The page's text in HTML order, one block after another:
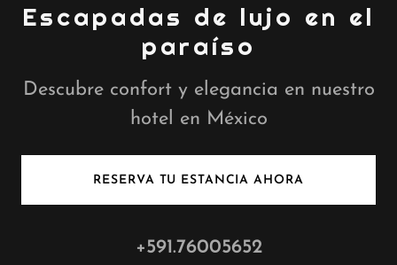
Escapadas de lujo en el
paraíso
Descubre confort y elegancia en nuestro
hotel en México
RESERVA TU ESTANCIA AHORA
+591.76005652